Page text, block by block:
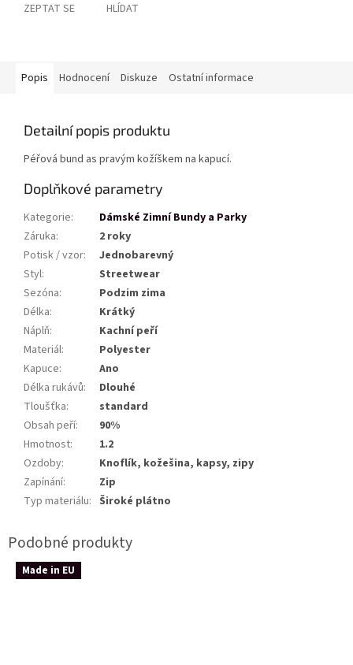
ZEPTAT SE HLÍDAT
Popis Hodnocení Diskuze Ostatní informace
Detailní popis produktu
Péřová bund as pravým kožíškem na kapucí.
Doplňkové parametry
Kategorie:
Dámské Zimní Bundy a Parky
Záruka:
2 roky
Potisk / vzor:
Jednobarevný
Styl:
Streetwear
Sezóna:
Podzim zima
Délka:
Krátký
Náplň:
Kachní peří
Materiál:
Polyester
Kapuce:
Ano
Délka rukávů:
Dlouhé
Tloušťka:
standard
Obsah peří:
90%
Hmotnost:
1.2
Ozdoby:
Knoflík, kožešina, kapsy, zipy
Zapínání:
Zip
Typ materiálu: Široké plátno
Made in EU